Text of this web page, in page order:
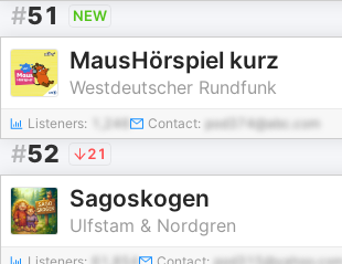
#51 NEW
MausHörspiel kurz
Westdeutscher Rundfunk
Listeners: 1,246 Contact: pod374@abc.com
#52 21
Sagoskogen
Ulfstam & Nordgren